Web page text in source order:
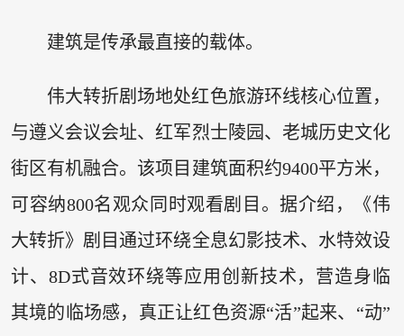
建筑是传承最直接的载体。
伟大转折剧场地处红色旅游环线核心位置，
与遵义会议会址、红军烈士陵园、老城历史文化
街区有机融合。该项目建筑面积约9400平方米，
可容纳800名观众同时观看剧目。据介绍，《伟
大转折》剧目通过环绕全息幻影技术、水特效设
计、8D式音效环绕等应用创新技术，营造身临
其境的临场感，真正让红色资源“活”起来、“动”